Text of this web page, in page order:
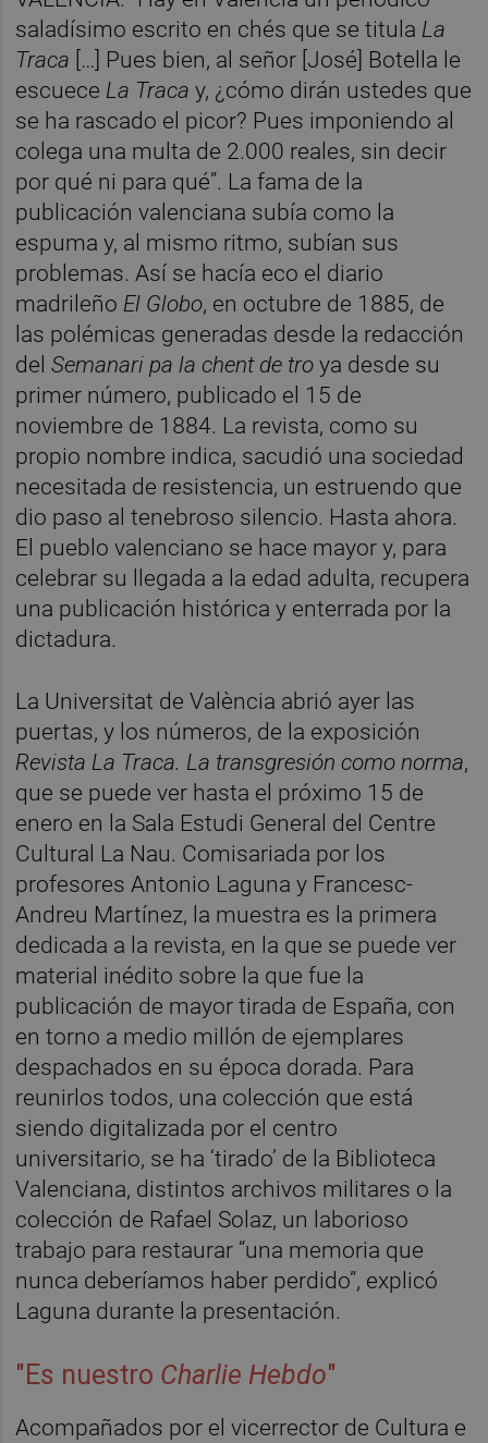
saladísimo escrito en chés que se titula La
Traca […] Pues bien, al señor [José] Botella le
escuece La Traca y, ¿cómo dirán ustedes que
se ha rascado el picor? Pues imponiendo al
colega una multa de 2.000 reales, sin decir
por qué ni para qué”. La fama de la
publicación valenciana subía como la
espuma y, al mismo ritmo, subían sus
problemas. Así se hacía eco el diario
madrileño El Globo, en octubre de 1885, de
las polémicas generadas desde la redacción
delSemanari pa la chent de tro ya desde su
primer número, publicado el 15 de
noviembre de 1884. La revista, como su
propio nombre indica, sacudió una sociedad
necesitada de resistencia, un estruendo que
dio paso al tenebroso silencio. Hasta ahora.
El pueblo valenciano se hace mayor y, para
celebrar su llegada a la edad adulta, recupera
una publicación histórica y enterrada por la
dictadura.
La Universitat de València abrió ayer las
puertas, y los números, de la exposición
Revista La Traca. La transgresión como norma,
que se puede ver hasta el próximo 15 de
enero en la Sala Estudi General del Centre
Cultural La Nau. Comisariada por los
profesores Antonio Laguna y Francesc-
Andreu Martínez, la muestra es la primera
dedicada a la revista, en la que se puede ver
material inédito sobre la que fue la
publicación de mayor tirada de España, con
en torno a medio millón de ejemplares
despachados en su época dorada. Para
reunirlos todos, una colección que está
siendo digitalizada por el centro
universitario, se ha ‘tirado’ de la Biblioteca
Valenciana, distintos archivos militares o la
colección de Rafael Solaz, un laborioso
trabajo para restaurar “una memoria que
nunca deberíamos haber perdido”, explicó
Laguna durante la presentación.
"Es nuestro Charlie Hebdo"
Acompañados por el vicerrector de Cultura e